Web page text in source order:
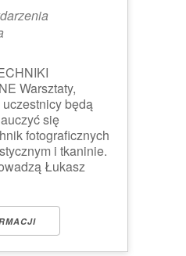
Warsztaty,
będą
się
fotograficznych
i tkaninie.
Łukasz